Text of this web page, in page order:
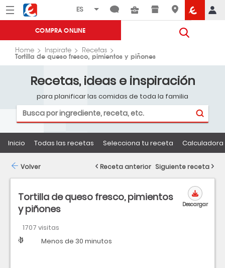
Menú Eroski
COMPRA ONLINE
Home Inspirate Recetas
Tortilla de queso fresco, pimientos y piñones
Recetas, ideas e inspiración
para planificar las comidas de toda la familia
Inicio Todas las recetas Selecciona tu receta
Tortilla de queso fresco, pimientos
y piñones
1707 visitas
Dificultad
Tiempo Menos de 30 minutos
Descargar
Volver Receta anterior Siguiente receta